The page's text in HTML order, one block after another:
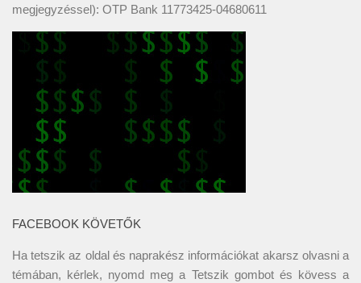
megjegyzéssel): OTP Bank 11773425-04680611
FACEBOOK KÖVETŐK
Ha tetszik az oldal és naprakész információkat akarsz olvasni a
témában, kérlek, nyomd meg a Tetszik gombot és kövess a